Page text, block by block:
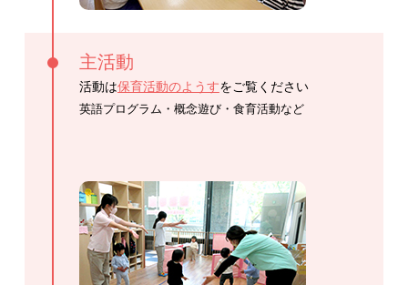
主活動
活動は保育活動のようすをご覧ください
英語プログラム・概念遊び・食育活動など